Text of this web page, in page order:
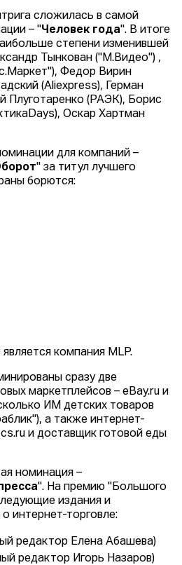
сложилась в самой
– "Человек года". В итоге
степени изменившей
Тынкован ("М.Видео") ,
Федор Вирин
(Aliexpress), Герман
Плуготаренко (РАЭК), Борис
Оскар Хартман
для компаний –
" за титул лучшего
борются:
компания MLP.
сразу две
маркетплейсов – eBay.ru и
ИМ детских товаров
а также интернет-
и доставщик готовой еды
номинация –
". На премию "Большого
издания и
интернет-торговле:
редактор Елена Абашева)
редактор Игорь Назаров)